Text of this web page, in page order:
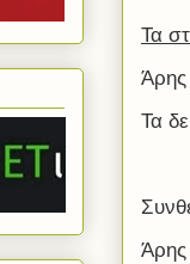
Τα
Άρης
Τα